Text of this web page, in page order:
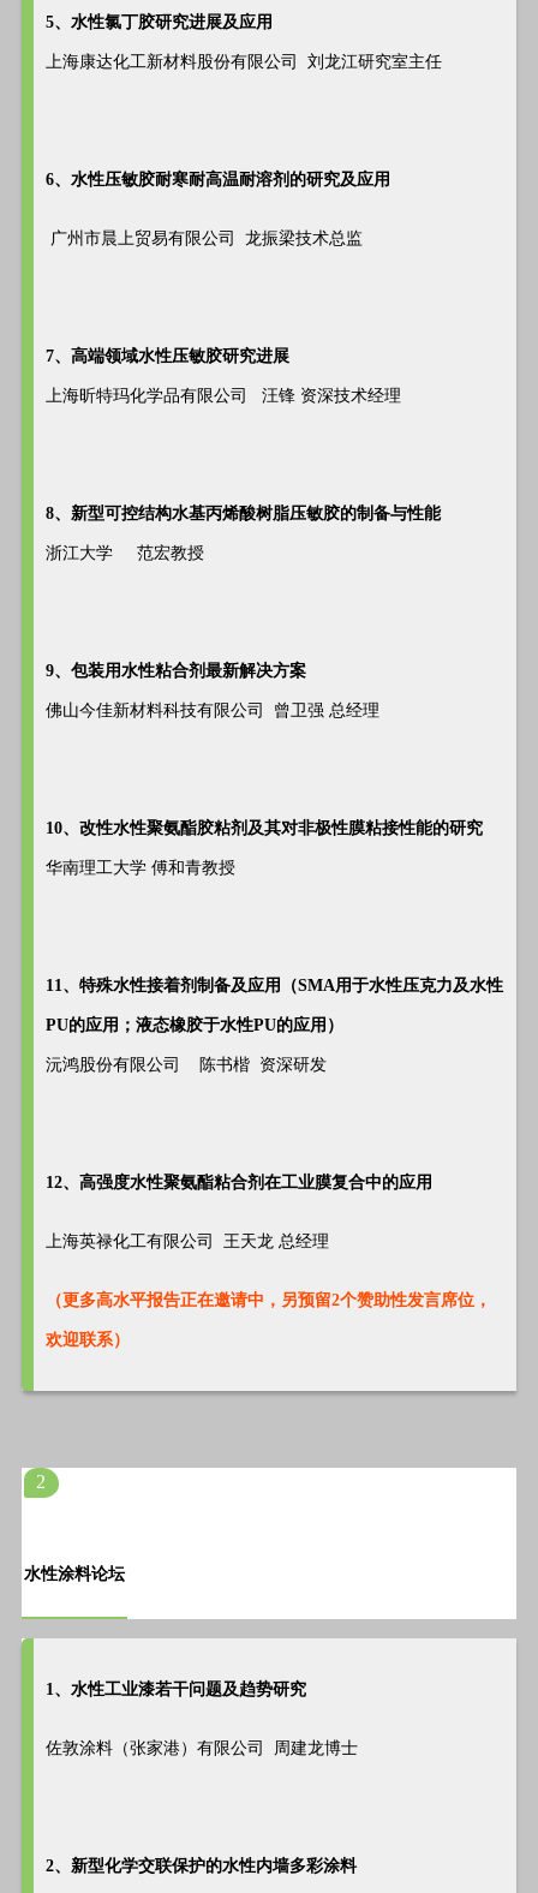
5、水性氯丁胶研究进展及应用
上海康达化工新材料股份有限公司 刘龙江研究室主任
6、水性压敏胶耐寒耐高温耐溶剂的研究及应用
广州市晨上贸易有限公司 龙振梁技术总监
7、高端领域水性压敏胶研究进展
上海昕特玛化学品有限公司 汪锋 资深技术经理
8、新型可控结构水基丙烯酸树脂压敏胶的制备与性能
浙江大学 范宏教授
9、包装用水性粘合剂最新解决方案
佛山今佳新材料科技有限公司 曾卫强 总经理
10、改性水性聚氨酯胶粘剂及其对非极性膜粘接性能的研究
华南理工大学 傅和青教授
11、特殊水性接着剂制备及应用（SMA用于水性压克力及水性
PU的应用；液态橡胶于水性PU的应用）
沅鸿股份有限公司 陈书楷 资深研发
12、高强度水性聚氨酯粘合剂在工业膜复合中的应用
上海英禄化工有限公司 王天龙 总经理
（更多高水平报告正在邀请中，另预留2个赞助性发言席位，
欢迎联系）
2
水性涂料论坛
1、水性工业漆若干问题及趋势研究
佐敦涂料（张家港）有限公司 周建龙博士
2、新型化学交联保护的水性内墙多彩涂料